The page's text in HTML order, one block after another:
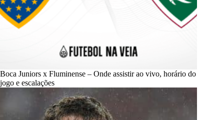
Boca Juniors x Fluminense – Onde assistir ao vivo, horário do
jogo e escalações